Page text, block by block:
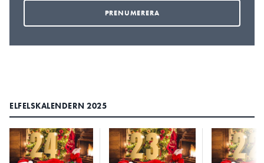
ELFELSKALENDERN 2025